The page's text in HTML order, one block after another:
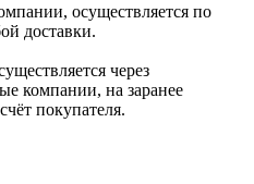
осуществляется по
доставки.
через
компании, на заранее
покупателя.